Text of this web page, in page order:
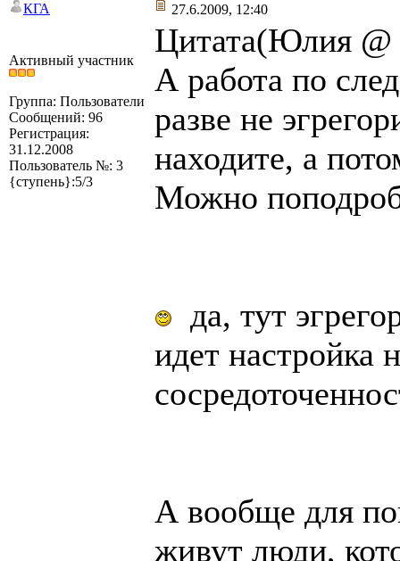
КГА 27.6.2009, 12:40
Активный участник
Группа: Пользователи
Сообщений: 96
Регистрация:
31.12.2008
Пользователь №: 3
{ступень}:5/3
Цитата(Юлия
А работа по
разве не
находите, а
Можно
да, тут
идет настройка
А вообще для
живут люди,